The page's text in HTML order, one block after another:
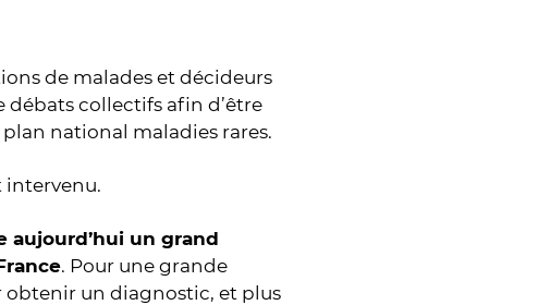
de malades et décideurs
collectifs afin d’être
national maladies rares.
intervenu.
aujourd’hui un grand
. Pour une grande
obtenir un diagnostic, et plus